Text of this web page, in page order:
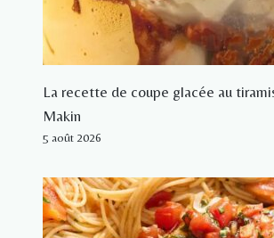
La recette de coupe glacée au
Makin
5 août 2026